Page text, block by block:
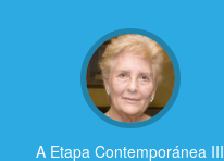
A Etapa Contemporánea III